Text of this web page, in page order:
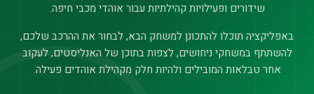
שידורים ופעילויות קהילתיות עבור אוהדי מכבי חיפה.
באפליקציה תוכלו להתכונן למשחק הבא, לבחור את ההרכב שלכם,
להשתתף במשחקי ניחושים, לצפות בתוכן של האנליסטים, לעקוב
אחר טבלאות המובילים ולהיות חלק מקהילת אוהדים פעילה.